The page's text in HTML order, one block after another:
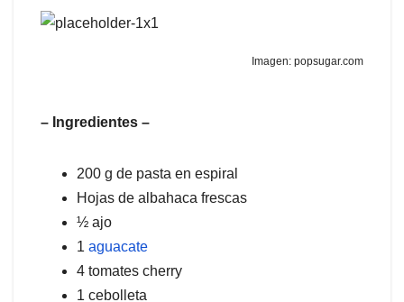
Imagen: popsugar.com
– Ingredientes –
200 g de pasta en espiral
Hojas de albahaca frescas
½ ajo
1 aguacate
4 tomates cherry
1 cebolleta